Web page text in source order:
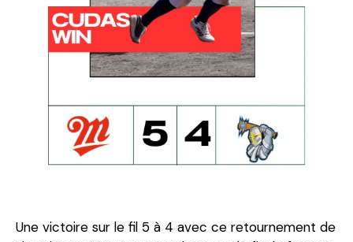
Une victoire sur le fil 5 à 4 avec ce retournement de